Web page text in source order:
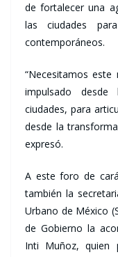
de fortalecer una
las ciudades
contemporáneos.
“Necesitamos
impulsado
ciudades, para
desde la
expresó.
A este foro de
también la
Urbano de México
de Gobierno la
Inti Muñoz, quien